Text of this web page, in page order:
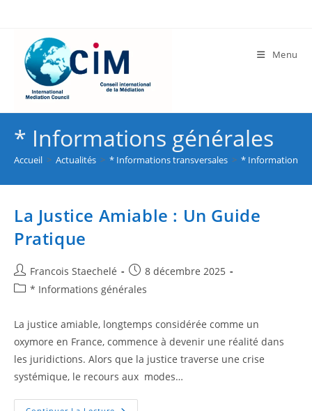
Menu
* Informations générales
Accueil > Actualités > * Informations transversales > * Informations
La Justice Amiable : Un Guide
Pratique
Francois Staechelé
8 décembre 2025
* Informations générales
La justice amiable, longtemps considérée comme un
oxymore en France, commence à devenir une réalité dans
les juridictions. Alors que la justice traverse une crise
systémique, le recours aux modes…